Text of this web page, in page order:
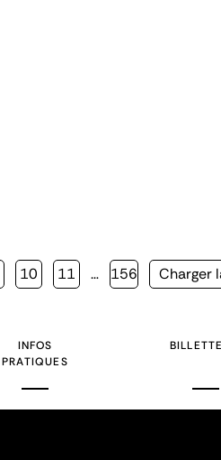
Page
10 Page
11 … Page
156
Page
Charger
INFOS
PRATIQUES